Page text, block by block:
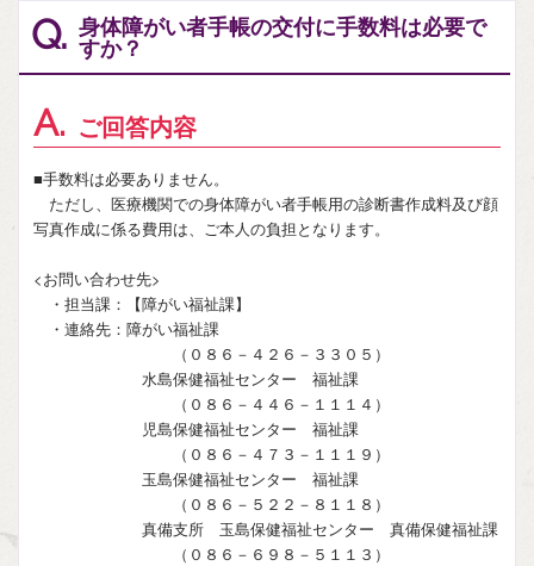
Q. 身体障がい者手帳の交付に手数料は必要で
すか？
A. ご回答内容
■手数料は必要ありません。
ただし、医療機関での身体障がい者手帳用の診断書作成料及び顔
写真作成に係る費用は、ご本人の負担となります。
<お問い合わせ先>
・担当課：【障がい福祉課】
・連絡先：障がい福祉課
（０８６－４２６－３３０５）
水島保健福祉センター 福祉課
（０８６－４４６－１１１４）
児島保健福祉センター 福祉課
（０８６－４７３－１１１９）
玉島保健福祉センター 福祉課
（０８６－５２２－８１１８）
真備支所 玉島保健福祉センター 真備保健福祉課
（０８６－６９８－５１１３）